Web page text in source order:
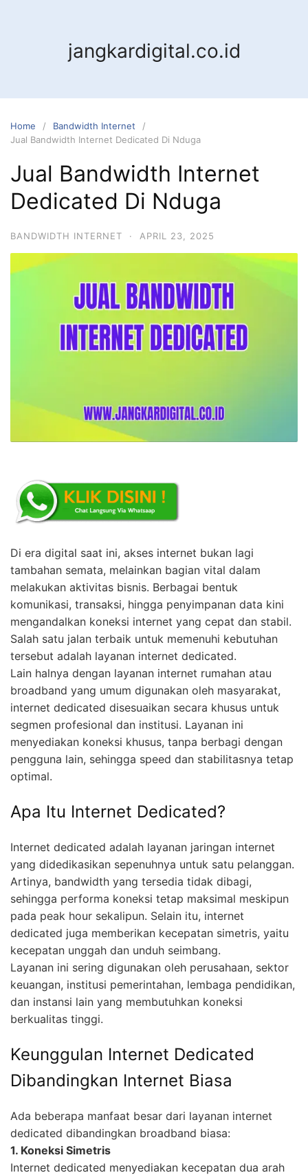
jangkardigital.co.id
Home
Bandwidth Internet
Jual Bandwidth Internet Dedicated Di Nduga
Jual Bandwidth Internet
Dedicated Di Nduga
BANDWIDTH INTERNET · APRIL 23, 2025
Di era digital saat ini, akses internet bukan lagi
tambahan semata, melainkan bagian vital dalam
melakukan aktivitas bisnis. Berbagai bentuk
komunikasi, transaksi, hingga penyimpanan data kini
mengandalkan koneksi internet yang cepat dan stabil.
Salah satu jalan terbaik untuk memenuhi kebutuhan
tersebut adalah layanan internet dedicated.
Lain halnya dengan layanan internet rumahan atau
broadband yang umum digunakan oleh masyarakat,
internet dedicated disesuaikan secara khusus untuk
segmen profesional dan institusi. Layanan ini
menyediakan koneksi khusus, tanpa berbagi dengan
pengguna lain, sehingga speed dan stabilitasnya tetap
optimal.
Apa Itu Internet Dedicated?
Internet dedicated adalah layanan jaringan internet
yang didedikasikan sepenuhnya untuk satu pelanggan.
Artinya, bandwidth yang tersedia tidak dibagi,
sehingga performa koneksi tetap maksimal meskipun
pada peak hour sekalipun. Selain itu, internet
dedicated juga memberikan kecepatan simetris, yaitu
kecepatan unggah dan unduh seimbang.
Layanan ini sering digunakan oleh perusahaan, sektor
keuangan, institusi pemerintahan, lembaga pendidikan,
dan instansi lain yang membutuhkan koneksi
berkualitas tinggi.
Keunggulan Internet Dedicated
Dibandingkan Internet Biasa
Ada beberapa manfaat besar dari layanan internet
dedicated dibandingkan broadband biasa:
1. Koneksi Simetris
Internet dedicated menyediakan kecepatan dua arah